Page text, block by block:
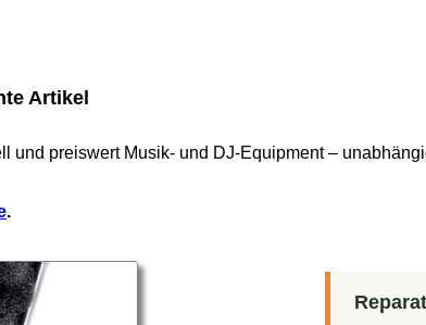
Artikel
und preiswert Musik- und DJ-Equipment –
.